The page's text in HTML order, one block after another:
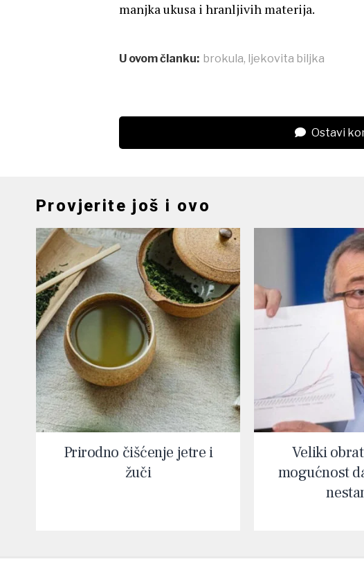
manjka ukusa i hranljivih materija.
U ovom članku: brokula, ljekovita biljka
Ostavi
Provjerite još i ovo
Prirodno čišćenje jetre i
žuči
Veliki
mogućnost